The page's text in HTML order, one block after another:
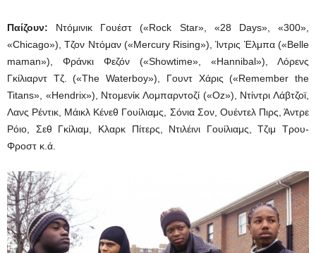
Παίζουν: Ντόμινικ Γουέστ («Rock Star», «28 Days», «300»,
«Chicago»), Τζον Ντόμαν («Mercury Rising»), Ίντρις Έλμπα («Belle
maman»), Φράνκι Φεζόν («Showtime», «Hannibal»), Λόρενς
Γκίλιαρντ Τζ. («The Waterboy»), Γουντ Χάρις («Remember the
Titans», «Hendrix»), Ντομενίκ Λομπαρντοζί («Oz»), Ντίντρι Λάβτζοϊ,
Λανς Ρέντικ, Μάικλ Κένεθ Γουίλιαμς, Σόνια Σον, Ουέντελ Πιρς, Άντρε
Ρόιο, Σεθ Γκίλιαμ, Κλαρκ Πίτερς, Ντιλέινι Γουίλιαμς, Τζιμ Τρου-
Φροστ κ.ά.